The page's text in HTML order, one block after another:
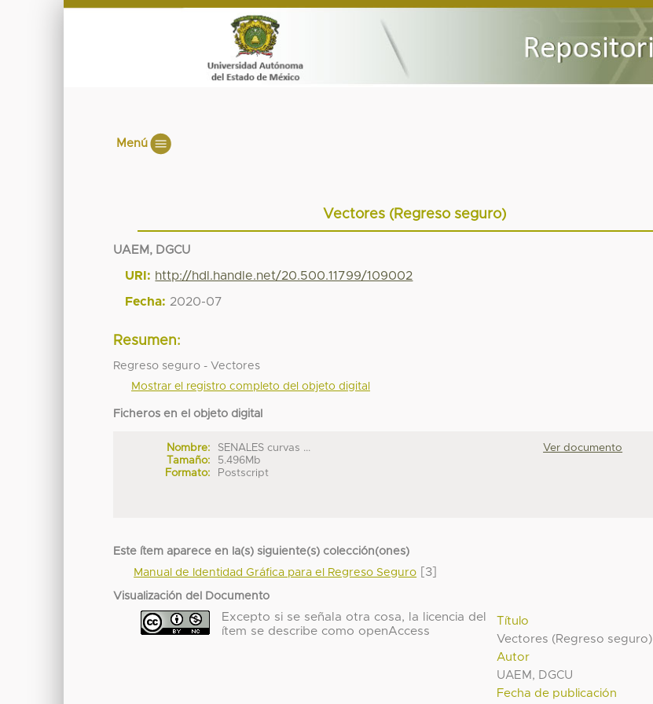
Menú
Vectores (Regreso seguro)
UAEM, DGCU
URI: http://hdl.handle.net/20.500.11799/109002
Fecha: 2020-07
Resumen:
Regreso seguro - Vectores
Mostrar el registro completo del objeto digital
Ficheros en el objeto digital
Nombre:
SENALES curvas ...
Tamaño:
5.496Mb
Formato:
Postscript
Ver documento
Este ítem aparece en la(s) siguiente(s) colección(ones)
Manual de Identidad Gráfica para el Regreso Seguro [3]
Visualización del Documento
Título
Vectores (Regreso seguro)
Autor
UAEM, DGCU
Fecha de publicación
Excepto si se señala otra cosa, la licencia del
ítem se describe como openAccess